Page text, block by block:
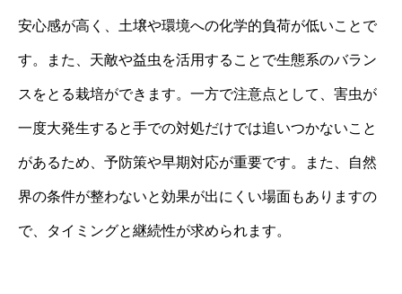
安心感が高く、土壌や環境への化学的負荷が低いことで
す。また、天敵や益虫を活用することで生態系のバラン
スをとる栽培ができます。一方で注意点として、害虫が
一度大発生すると手での対処だけでは追いつかないこと
があるため、予防策や早期対応が重要です。また、自然
界の条件が整わないと効果が出にくい場面もありますの
で、タイミングと継続性が求められます。